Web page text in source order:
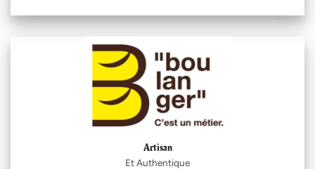
Artisan
Et Authentique